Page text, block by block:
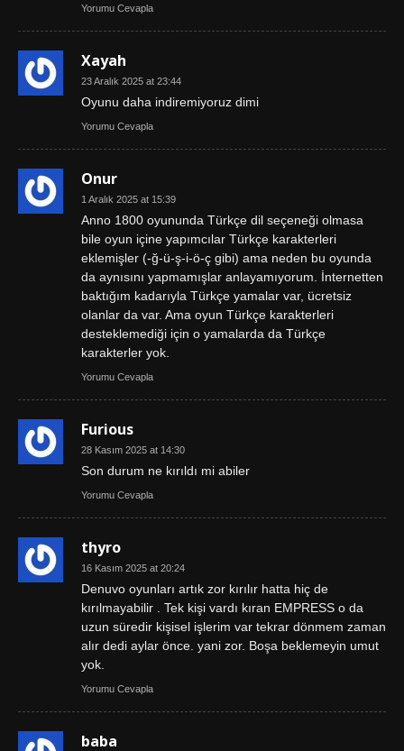
Yorumu Cevapla
Xayah
23 Aralık 2025 at 23:44
Oyunu daha indiremiyoruz dimi
Yorumu Cevapla
Onur
1 Aralık 2025 at 15:39
Anno 1800 oyununda Türkçe dil seçeneği olmasa
bile oyun içine yapımcılar Türkçe karakterleri
eklemişler (-ğ-ü-ş-i-ö-ç gibi) ama neden bu oyunda
da aynısını yapmamışlar anlayamıyorum. İnternetten
baktığım kadarıyla Türkçe yamalar var, ücretsiz
olanlar da var. Ama oyun Türkçe karakterleri
desteklemediği için o yamalarda da Türkçe
karakterler yok.
Yorumu Cevapla
Furious
28 Kasım 2025 at 14:30
Son durum ne kırıldı mi abiler
Yorumu Cevapla
thyro
16 Kasım 2025 at 20:24
Denuvo oyunları artık zor kırılır hatta hiç de
kırılmayabilir . Tek kişi vardı kıran EMPRESS o da
uzun süredir kişisel işlerim var tekrar dönmem zaman
alır dedi aylar önce. yani zor. Boşa beklemeyin umut
yok.
Yorumu Cevapla
baba